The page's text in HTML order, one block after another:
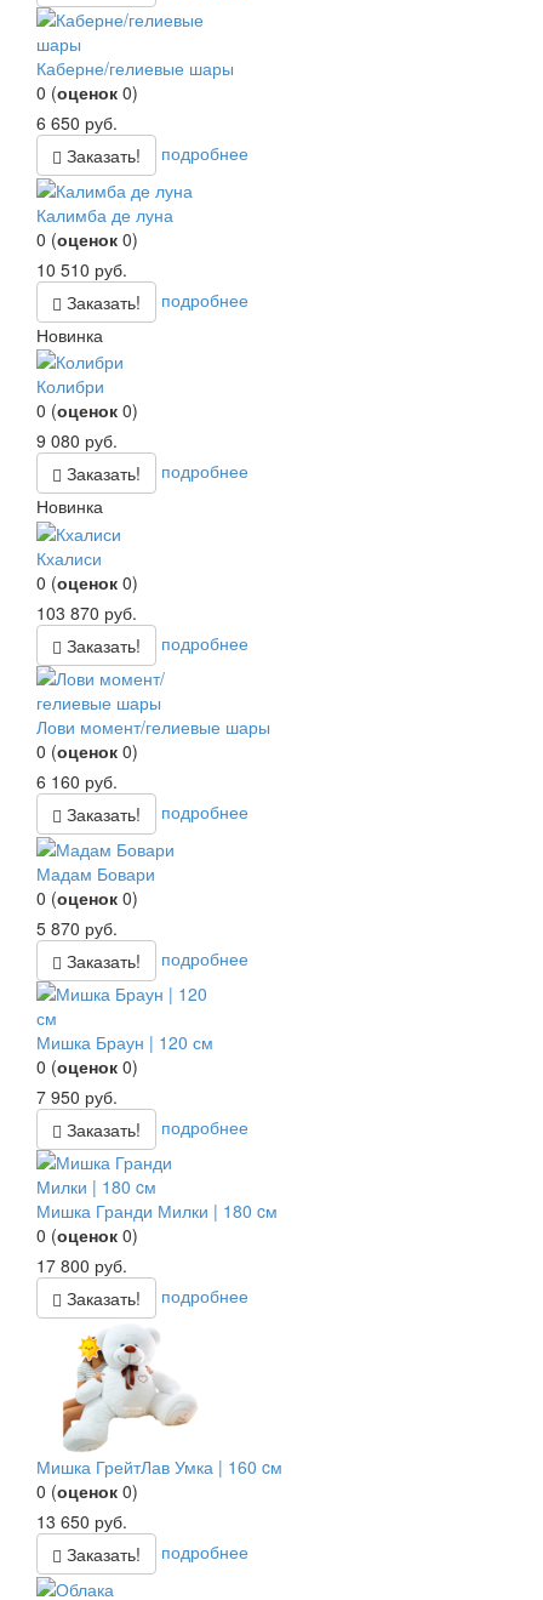
Каберне/гелиевые шары
0 (оценок 0)
6 650 руб.
Заказать!
подробнее
Калимба де луна
0 (оценок 0)
10 510 руб.
Заказать!
подробнее
Новинка
Колибри
0 (оценок 0)
9 080 руб.
Заказать!
подробнее
Новинка
Кхалиси
0 (оценок 0)
103 870 руб.
Заказать!
подробнее
Лови момент/гелиевые шары
0 (оценок 0)
6 160 руб.
Заказать!
подробнее
Мадам Бовари
0 (оценок 0)
5 870 руб.
Заказать!
подробнее
Мишка Браун | 120 см
0 (оценок 0)
7 950 руб.
Заказать!
подробнее
Мишка Гранди Милки | 180 cм
0 (оценок 0)
17 800 руб.
Заказать!
подробнее
Мишка ГрейтЛав Умка | 160 cм
0 (оценок 0)
13 650 руб.
Заказать!
подробнее